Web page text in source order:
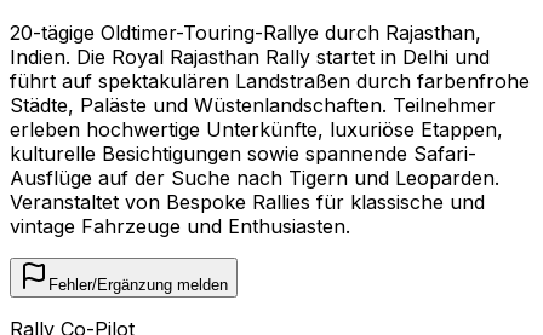
20-tägige Oldtimer-Touring-Rallye durch Rajasthan,
Indien. Die Royal Rajasthan Rally startet in Delhi und
führt auf spektakulären Landstraßen durch farbenfrohe
Städte, Paläste und Wüstenlandschaften. Teilnehmer
erleben hochwertige Unterkünfte, luxuriöse Etappen,
kulturelle Besichtigungen sowie spannende Safari-
Ausflüge auf der Suche nach Tigern und Leoparden.
Veranstaltet von Bespoke Rallies für klassische und
vintage Fahrzeuge und Enthusiasten.
Fehler/Ergänzung melden
Rally Co-Pilot